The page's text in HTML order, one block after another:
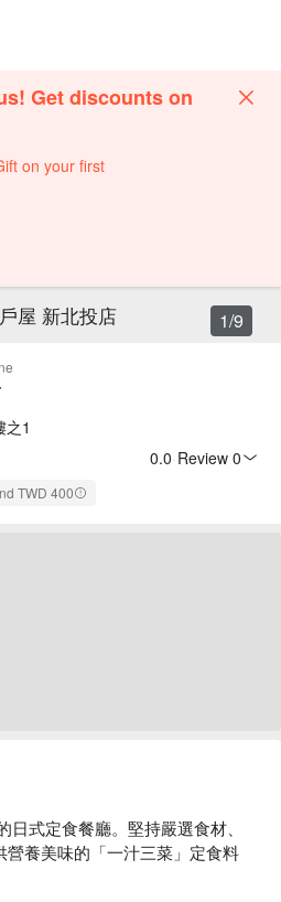
Get discounts on
on your first
屋 新北投店
之1
0.0 Review 0
TWD 400
1/9
式定食餐廳。堅持嚴選食材、
養美味的「一汁三菜」定食料